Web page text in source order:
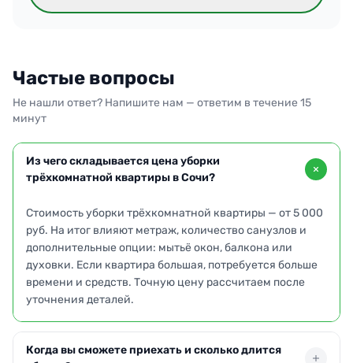
Частые вопросы
Не нашли ответ? Напишите нам — ответим в течение 15
минут
Из чего складывается цена уборки
трёхкомнатной квартиры в Сочи?
Стоимость уборки трёхкомнатной квартиры — от 5 000
руб. На итог влияют метраж, количество санузлов и
дополнительные опции: мытьё окон, балкона или
духовки. Если квартира большая, потребуется больше
времени и средств. Точную цену рассчитаем после
уточнения деталей.
Когда вы сможете приехать и сколько длится